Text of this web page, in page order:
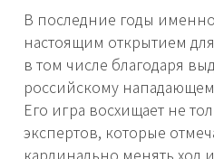
В последние годы
настоящим открытием
в том числе благодаря
российскому
Его игра восхищает не
экспертов, которые